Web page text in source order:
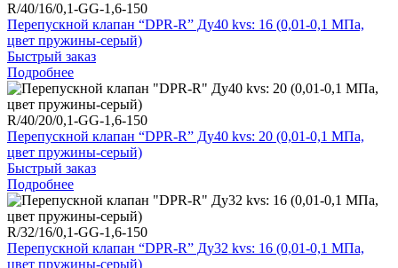
R/40/16/0,1-GG-1,6-150
Перепускной клапан “DPR-R” Ду40 kvs: 16 (0,01-0,1 МПа,
цвет пружины-серый)
Быстрый заказ
Подробнее
R/40/20/0,1-GG-1,6-150
Перепускной клапан “DPR-R” Ду40 kvs: 20 (0,01-0,1 МПа,
цвет пружины-серый)
Быстрый заказ
Подробнее
R/32/16/0,1-GG-1,6-150
Перепускной клапан “DPR-R” Ду32 kvs: 16 (0,01-0,1 МПа,
цвет пружины-серый)